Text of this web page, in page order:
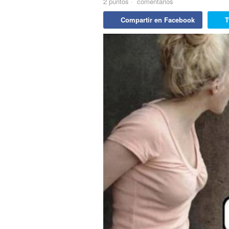
Compartir en Facebook